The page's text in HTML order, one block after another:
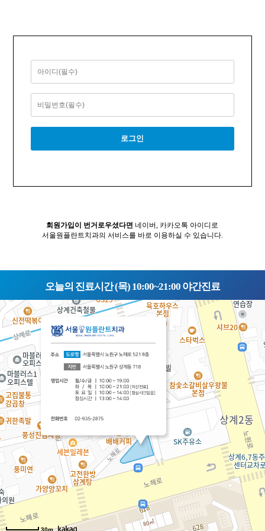
회원가입이 번거로우셨다면 네이버, 카카오톡 아이디로
서울원플란트치과의 서비스를 바로 이용하실 수 있습니다.
오늘의 진료시간 (목) 10:00~21:00 야간진료
30m